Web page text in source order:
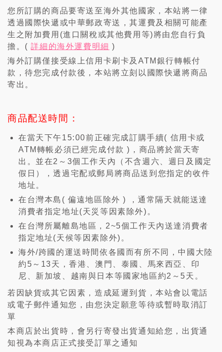
您所訂購的商品要寄送至海外其他國家，本站將一律
透過國際快遞或中華郵政寄送，其運費及相關可能產
生之附加費用(進口關稅或其他費用等)將由您自行負
擔。(詳細的海外運費明細 )
海外訂購僅接受線上信用卡刷卡及ATM銀行轉帳付
款，待您完成付款後，本站將立刻以國際快遞將商品
寄出。
商品配送時間：
在當天下午15:00前正確完成訂購手續( 信用卡或
ATM轉帳必須已經完成付款 )，商品將於當天寄
出。並在2～3個工作天內（不含週六、週日及國定
假日），透過宅配或郵局將商品送到您指定的收件
地址。
在台灣本島( 偏遠地區除外 ) ，通常隔天就能送達
消費者指定地址(天災等因素除外)。
在台灣所屬離島地區，2~5個工作天內送達消費者
指定地址(天候等因素除外)。
海外/跨國的運送時間依各國而有所不同，中國大陸
約5～13天，香港、澳門、泰國、馬來西亞、印
尼、新加坡、越南與日本等國家地區約2～5天。
若因缺貨或其它因素，造成延遲到貨，本站會以電話
或電子郵件通知您，由您決定願意等待或暫時取消訂
單
本商店於出貨時，會另行寄發出貨通知給您，出貨通
知視為本商店正式接受訂單之通知